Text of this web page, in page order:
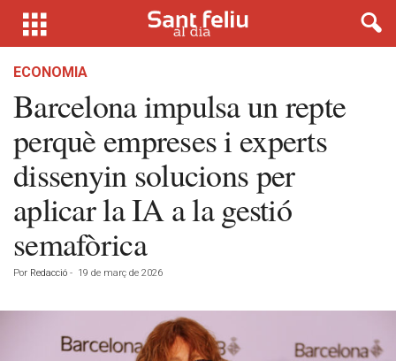
ECONOMIA
Barcelona impulsa un repte
perquè empreses i experts
dissenyin solucions per
aplicar la IA a la gestió
semafòrica
Por Redacció - 19 de març de 2026